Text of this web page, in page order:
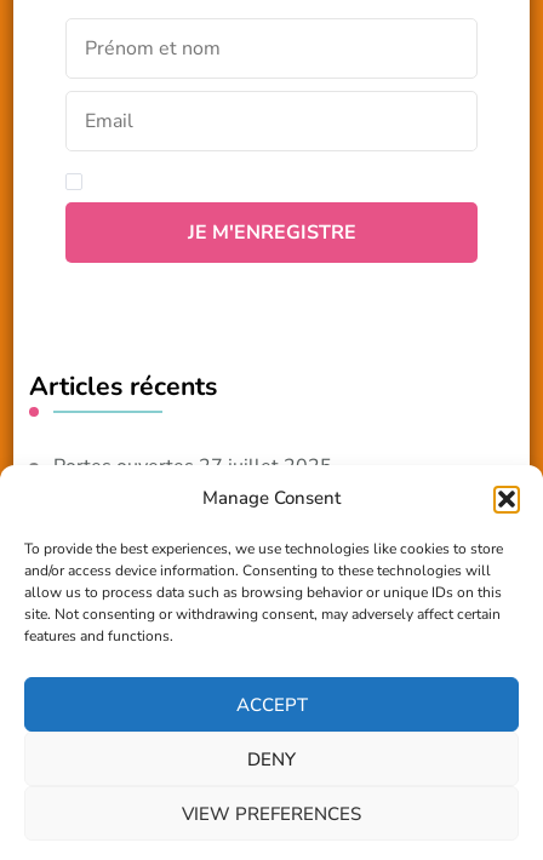
Manage Consent
To provide the best experiences, we use technologies like cookies to store
and/or access device information. Consenting to these technologies will
allow us to process data such as browsing behavior or unique IDs on this
site. Not consenting or withdrawing consent, may adversely affect certain
features and functions.
ACCEPT
DENY
VIEW PREFERENCES
Articles récents
Portes ouvertes 27 juillet 2025
Reportage TV Com
Construction en terre-paille
Chantier Participatif Terre Paille 6/7/24
© Copyright 2026Les amis du Village